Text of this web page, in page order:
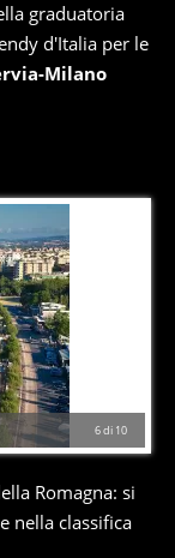
graduatoria
d'Italia per le
Milano
6di 10
Romagna: si
nella classifica